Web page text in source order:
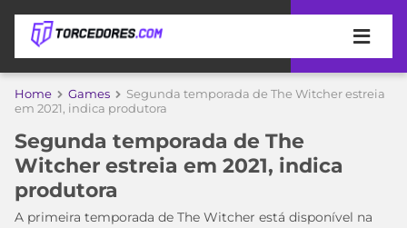
APOSTAS
DE
APOSTA
MELHORES
COPA
DO
MUNDO
Home Games
Segunda temporada de The Witcher estreia
em 2021, indica produtora
Segunda temporada de The
Witcher estreia em 2021, indica
produtora
A primeira temporada de The Witcher está disponível na
Acesse o perfil do autor
no Twitter